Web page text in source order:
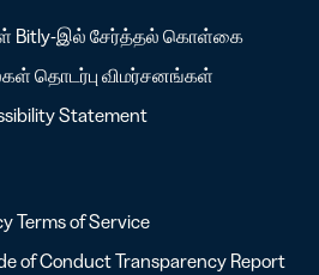
Bitly-இல் சேர்த்தல் கொள்கை
தொடர்பு விமர்சனங்கள்
Statement
Terms of Service
of ConductTransparency Report